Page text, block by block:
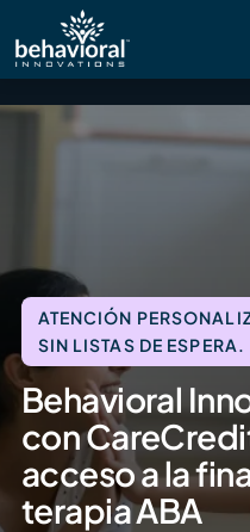
ATENCIÓN
SIN LISTAS DE ESPERA.
Behavioral
con
acceso a la
terapia ABA